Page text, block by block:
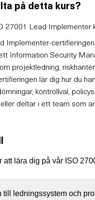
på detta kurs?
27001 Lead Implementer
Implementer-
Information Security
projektledning,
lär dig hur du
kontrollval,
deltar i ett team som
att lära dig på vår ISO
till ledningssystem och